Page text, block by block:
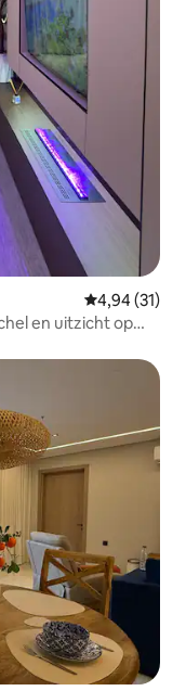
Gemiddelde
4,94 (31)
en uitzicht op